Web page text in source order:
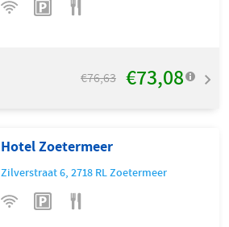
Hotel Zoetermeer
Zilverstraat 6,2718 RLZoetermeer
€76,63 €73,08